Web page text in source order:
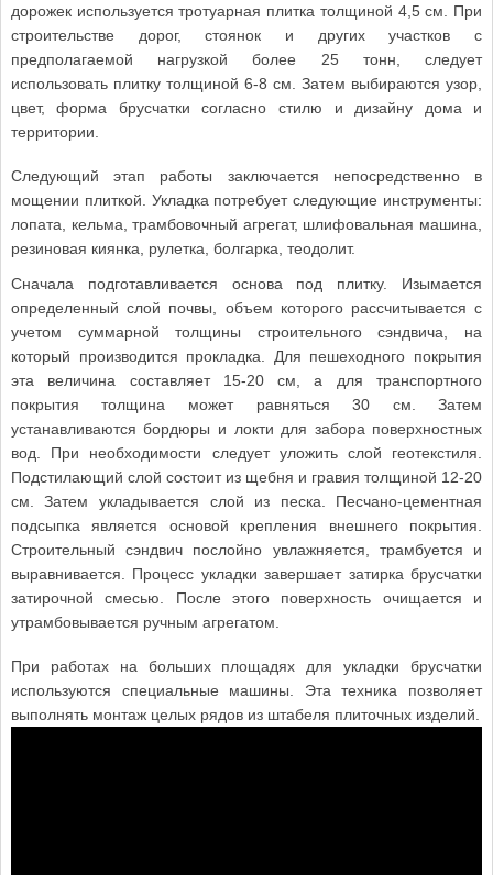
дорожек используется тротуарная плитка толщиной 4,5 см. При
строительстве дорог, стоянок и других участков с
предполагаемой нагрузкой более 25 тонн, следует
использовать плитку толщиной 6-8 см. Затем выбираются узор,
цвет, форма брусчатки согласно стилю и дизайну дома и
территории.
Следующий этап работы заключается непосредственно в
мощении плиткой. Укладка потребует следующие инструменты:
лопата, кельма, трамбовочный агрегат, шлифовальная машина,
резиновая киянка, рулетка, болгарка, теодолит.
Сначала подготавливается основа под плитку. Изымается
определенный слой почвы, объем которого рассчитывается с
учетом суммарной толщины строительного сэндвича, на
который производится прокладка. Для пешеходного покрытия
эта величина составляет 15-20 см, а для транспортного
покрытия толщина может равняться 30 см. Затем
устанавливаются бордюры и локти для забора поверхностных
вод. При необходимости следует уложить слой геотекстиля.
Подстилающий слой состоит из щебня и гравия толщиной 12-20
см. Затем укладывается слой из песка. Песчано-цементная
подсыпка является основой крепления внешнего покрытия.
Строительный сэндвич послойно увлажняется, трамбуется и
выравнивается. Процесс укладки завершает затирка брусчатки
затирочной смесью. После этого поверхность очищается и
утрамбовывается ручным агрегатом.
При работах на больших площадях для укладки брусчатки
используются специальные машины. Эта техника позволяет
выполнять монтаж целых рядов из штабеля плиточных изделий.